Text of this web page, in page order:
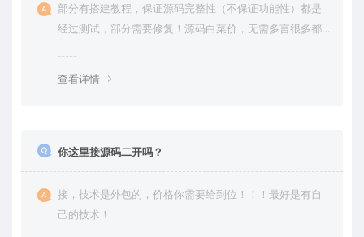
部分有搭建教程，保证源码完整性（不保证功能性）都是
经过测试，部分需要修复！源码白菜价，无需多言很多都
查看详情
你这里接源码二开吗？
接，技术是外包的，价格你需要给到位！！！最好是有自
己的技术！